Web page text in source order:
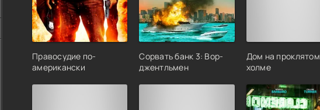
Правосудие по-
американски
Сорвать банк 3: Вор-
джентльмен
Дом на проклятом
холме